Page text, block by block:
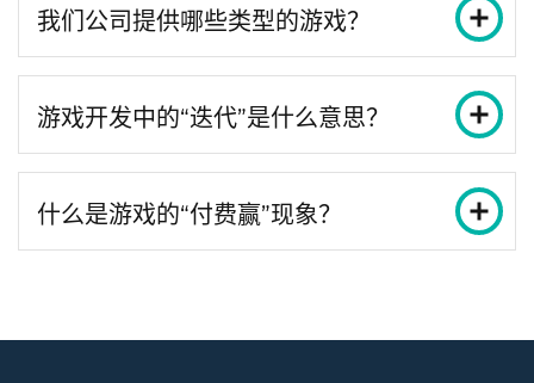
我们公司提供哪些类型的游戏？
游戏开发中的“迭代”是什么意思？
什么是游戏的“付费赢”现象？